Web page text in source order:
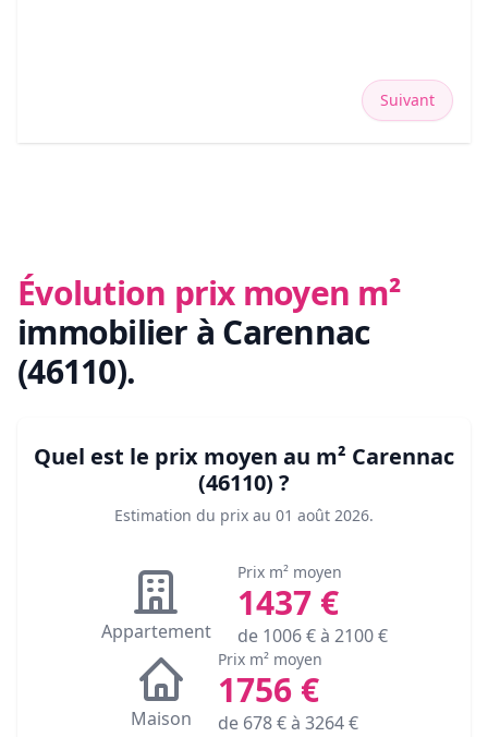
Suivant
Évolution prix moyen m²
immobilier à Carennac
(46110).
Quel est le prix moyen au m² Carennac
(46110) ?
Estimation du prix au 01 août 2026.
Appartement
Prix m² moyen
1437€
de 1006€ à 2100€
Maison
Prix m² moyen
1756€
de 678€ à 3264€